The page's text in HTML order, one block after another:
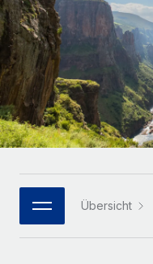
INFRASTRUKTUR
Remote
Nahtlose
Plattform
Integrierte HR-
MCP
Integrationen
Unternehmen
Mittelstand
Maßgeschneiderte
vergrößern
Enterprise
Globale HR für
PARTNER WERDEN
Flexible
LERNEN MIT REMOTE
Forschung und
Fallstudien
HR-Glossar
Bibliothek für
Webinare
Deutsch
Español
Italiano
Português (Portugal)
한국어 Übersicht